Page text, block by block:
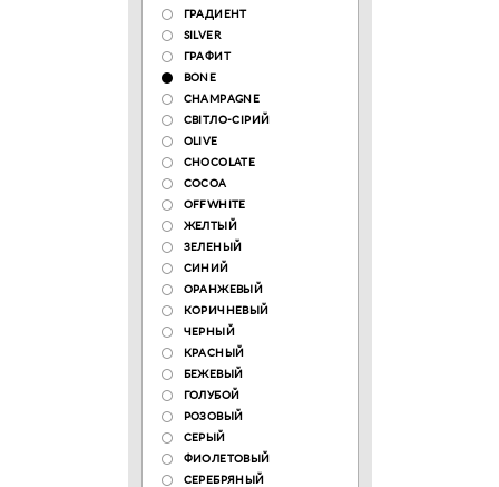
ГРАДИЕНТ
SILVER
ГРАФИТ
BONE
CHAMPAGNE
СВІТЛО-СІРИЙ
OLIVE
CHOCOLATE
COCOA
OFFWHITE
ЖЕЛТЫЙ
ЗЕЛЕНЫЙ
СИНИЙ
ОРАНЖЕВЫЙ
КОРИЧНЕВЫЙ
ЧЕРНЫЙ
КРАСНЫЙ
БЕЖЕВЫЙ
ГОЛУБОЙ
РОЗОВЫЙ
СЕРЫЙ
ФИОЛЕТОВЫЙ
СЕРЕБРЯНЫЙ